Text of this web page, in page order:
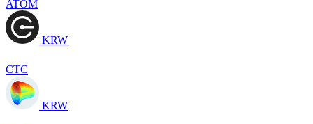
ATOM
KRW
CTC
KRW